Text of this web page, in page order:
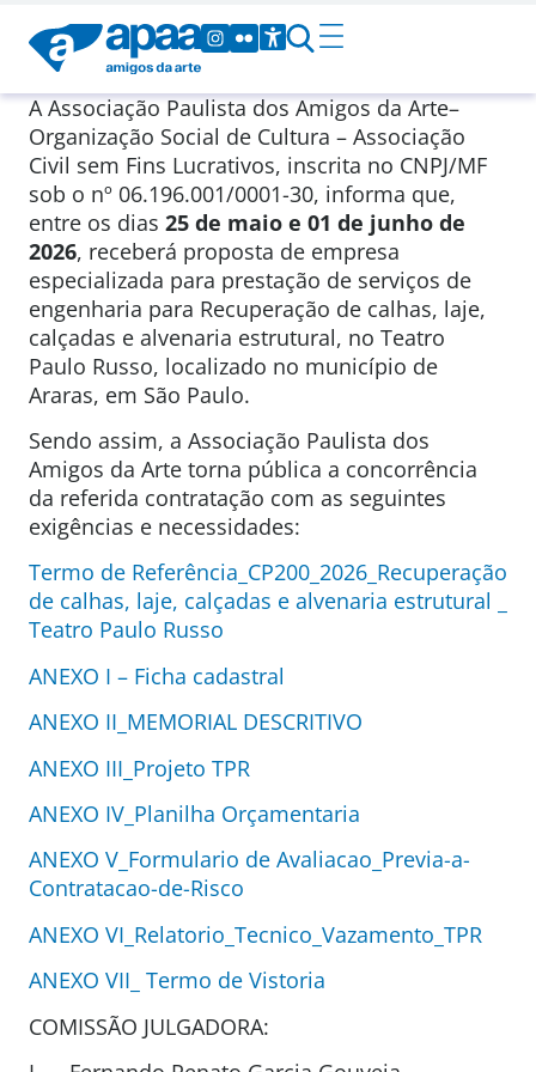
A Associação Paulista dos Amigos da Arte–
Organização Social de Cultura – Associação
Civil sem Fins Lucrativos, inscrita no CNPJ/MF
sob o nº 06.196.001/0001-30, informa que,
entre os dias 25 de maio e 01 de junho de
2026, receberá proposta de empresa
especializada para prestação de serviços de
engenharia para Recuperação de calhas, laje,
calçadas e alvenaria estrutural, no Teatro
Paulo Russo, localizado no município de
Araras, em São Paulo.
Sendo assim, a Associação Paulista dos
Amigos da Arte torna pública a concorrência
da referida contratação com as seguintes
exigências e necessidades:
Termo de Referência_CP200_2026_Recuperação
de calhas, laje, calçadas e alvenaria estrutural _
Teatro Paulo Russo
ANEXO I – Ficha cadastral
ANEXO II_MEMORIAL DESCRITIVO
ANEXO III_Projeto TPR
ANEXO IV_Planilha Orçamentaria
ANEXO V_Formulario de Avaliacao_Previa-a-
Contratacao-de-Risco
ANEXO VI_Relatorio_Tecnico_Vazamento_TPR
ANEXO VII_ Termo de Vistoria
COMISSÃO JULGADORA: